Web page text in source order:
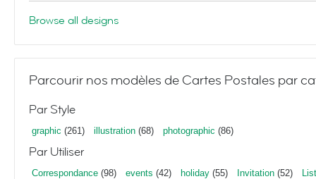
Browse all designs
Parcourir nos modèles de Cartes Postales par
Par Style
graphic (261) illustration (68) photographic (86)
Par Utiliser
Correspondance (98) events (42) holiday (55) Invitation (52)